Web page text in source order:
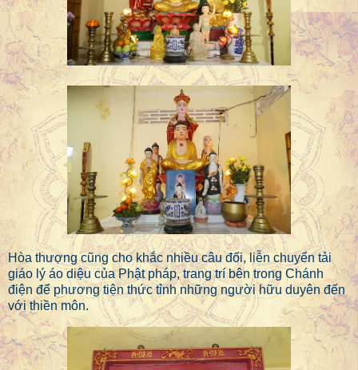
Hòa thượng cũng cho khắc nhiều câu đối, liễn chuyển tải
giáo lý áo diệu của Phật pháp, trang trí bên trong Chánh
điện để phương tiện thức tỉnh những người hữu duyên đến
với thiền môn.